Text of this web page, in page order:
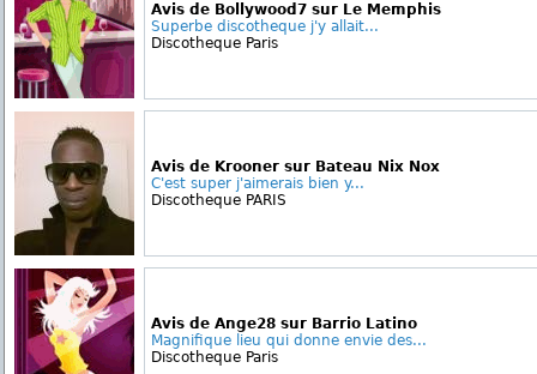
Avis de Bollywood7 sur Le Memphis
Superbe discotheque j'y allait...
Discotheque Paris
Avis de Krooner sur Bateau Nix Nox
C'est super j'aimerais bien y...
Discotheque PARIS
Avis de Ange28 sur Barrio Latino
Magnifique lieu qui donne envie des...
Discotheque Paris